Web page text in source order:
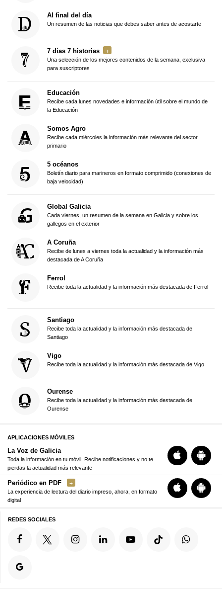
Al final del día
Un resumen de las noticias que debes saber antes de acostarte
7 días 7 historias
Una selección de los mejores contenidos de la semana, exclusiva
para suscriptores
Educación
Recibe cada lunes novedades e información útil sobre el mundo de
la Educación
Somos Agro
Recibe cada miércoles la información más relevante del sector
primario
5 océanos
Boletín diario para marineros en formato comprimido (conexiones de
baja velocidad)
Global Galicia
Cada viernes, un resumen de la semana en Galicia y sobre los
gallegos en el exterior
A Coruña
Recibe de lunes a viernes toda la actualidad y la información más
destacada de A Coruña
Ferrol
Recibe toda la actualidad y la información más destacada de Ferrol
Santiago
Recibe toda la actualidad y la información más destacada de
Santiago
Vigo
Recibe toda la actualidad y la información más destacada de Vigo
Ourense
Recibe toda la actualidad y la información más destacada de
Ourense
APLICACIONES MÓVILES
La Voz de Galicia
Toda la información en tu móvil. Recibe notificaciones y no te
pierdas la actualidad más relevante
Periódico en PDF
La experiencia de lectura del diario impreso, ahora, en formato
digital
REDES SOCIALES